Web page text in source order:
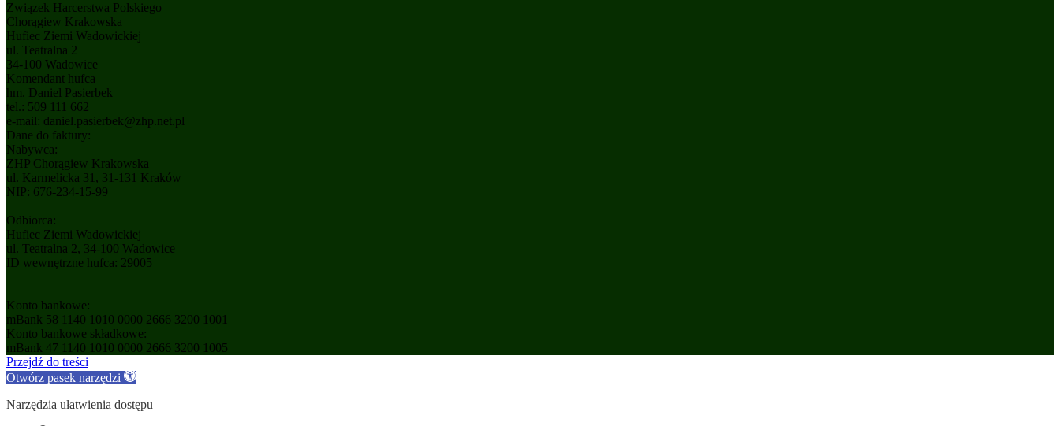
Związek Harcerstwa Polskiego
Chorągiew Krakowska
Hufiec Ziemi Wadowickiej
ul. Teatralna 2
34-100 Wadowice
Komendant hufca
hm. Daniel Pasierbek
tel.: 509 111 662
e-mail: daniel.pasierbek@zhp.net.pl
Dane do faktury:
Nabywca:
ZHP Chorągiew Krakowska
ul. Karmelicka 31, 31-131 Kraków
NIP: 676-234-15-99
Odbiorca:
Hufiec Ziemi Wadowickiej
ul. Teatralna 2, 34-100 Wadowice
ID wewnętrzne hufca: 29005
Konto bankowe:
mBank 58 1140 1010 0000 2666 3200 1001
Konto bankowe składkowe:
mBank 47 1140 1010 0000 2666 3200 1005
Przejdź do treści
Otwórz pasek narzędzi
Narzędzia ułatwienia dostępu